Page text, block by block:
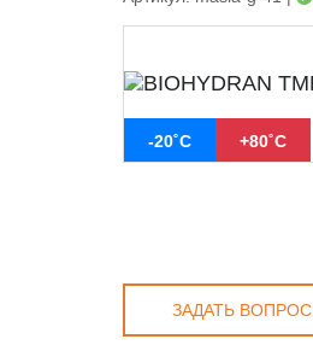
-20˚С +80˚С
ЗАДАТЬ ВОПРОС